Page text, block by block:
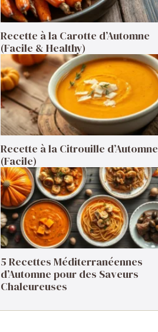
Recette à la Carotte d’Automne
(Facile & Healthy)
Recette à la Citrouille d’Automne
(Facile)
5 Recettes Méditerranéennes
d’Automne pour des Saveurs
Chaleureuses